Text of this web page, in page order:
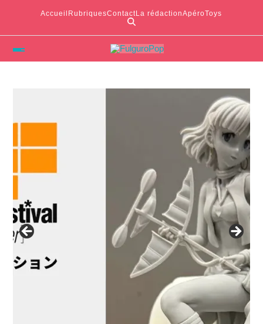
Accueil RubriquesContactLa rédactionApéroToys